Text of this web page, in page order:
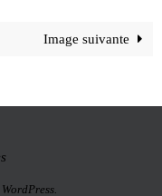
Image suivante
WordPress.